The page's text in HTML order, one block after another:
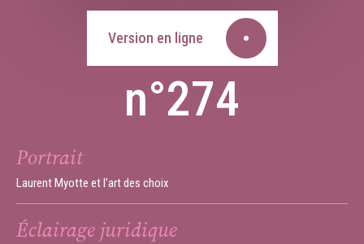
Version en ligne
n°274
Portrait
Laurent Myotte et l’art des choix
Éclairage juridique